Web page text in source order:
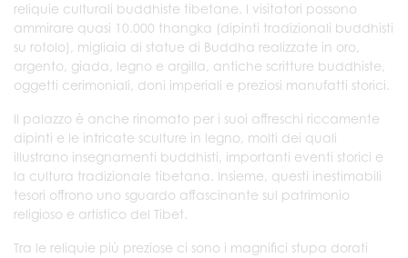
reliquie culturali buddhiste tibetane. I visitatori possono
ammirare quasi 10.000 thangka (dipinti tradizionali buddhisti
su rotolo), migliaia di statue di Buddha realizzate in oro,
argento, giada, legno e argilla, antiche scritture buddhiste,
oggetti cerimoniali, doni imperiali e preziosi manufatti storici.
Il palazzo è anche rinomato per i suoi affreschi riccamente
dipinti e le intricate sculture in legno, molti dei quali
illustrano insegnamenti buddhisti, importanti eventi storici e
la cultura tradizionale tibetana. Insieme, questi inestimabili
tesori offrono uno sguardo affascinante sul patrimonio
religioso e artistico del Tibet.
Tra le reliquie più preziose ci sono i magnifici stupa dorati